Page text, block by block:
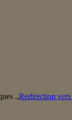
.,Redirection